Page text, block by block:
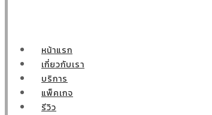
หน้าแรก
เกี่ยวกับเรา
บริการ
แพ็คเกจ
รีวิว